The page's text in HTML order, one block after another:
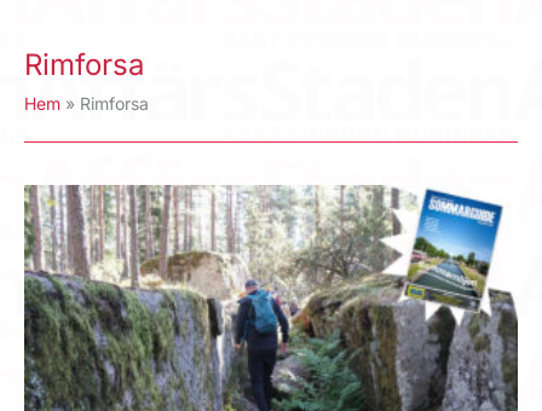
Rimforsa
Hem Rimforsa